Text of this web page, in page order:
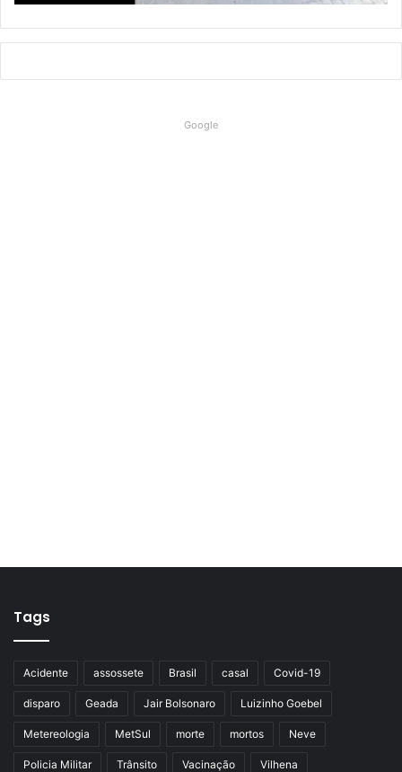
Google
Tags
Acidente assossete Brasil casal Covid-19
disparo Geada Jair Bolsonaro Luizinho Goebel
Metereologia MetSul morte mortos Neve
Policia Militar Trânsito Vacinação Vilhena